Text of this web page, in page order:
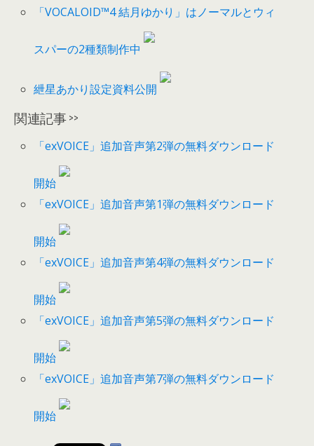
「VOCALOID™4 結月ゆかり」はノーマルとウィ
スパーの2種類制作中
紲星あかり設定資料公開
関連記事 >>
「exVOICE」追加音声第2弾の無料ダウンロード
開始
「exVOICE」追加音声第1弾の無料ダウンロード
開始
「exVOICE」追加音声第4弾の無料ダウンロード
開始
「exVOICE」追加音声第5弾の無料ダウンロード
開始
「exVOICE」追加音声第7弾の無料ダウンロード
開始